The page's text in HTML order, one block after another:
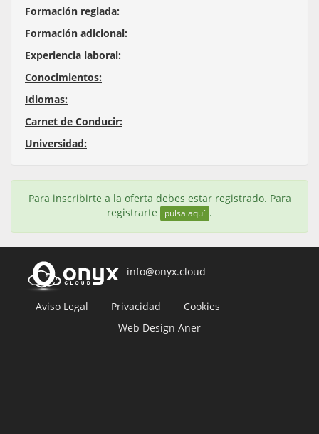
Formación reglada:
Formación adicional:
Experiencia laboral:
Conocimientos:
Idiomas:
Carnet de Conducir:
Universidad:
Para inscribirte a la oferta debes estar registrado. Para
registrarte
pulsa aquí .
info@onyx.cloud
Aviso Legal Privacidad
Cookies
Web Design Aner